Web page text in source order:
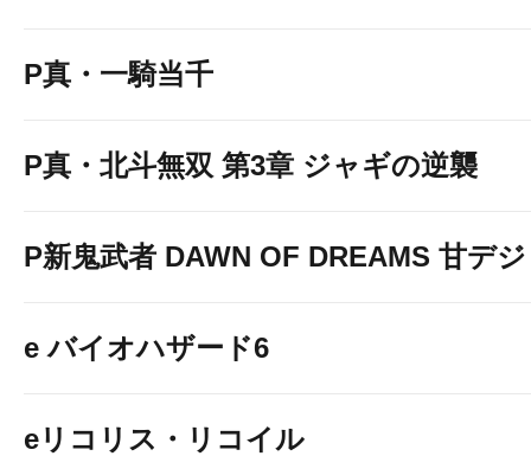
P真・一騎当千
P真・北斗無双 第3章 ジャギの逆襲
P新鬼武者 DAWN OF DREAMS 甘デジ
e バイオハザード6
eリコリス・リコイル